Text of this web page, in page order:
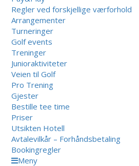
Regler ved forskjellige værforhold
Arrangementer
Turneringer
Golf events
Treninger
Junioraktiviteter
Veien til Golf
Pro Trening
Gjester
Bestille tee time
Priser
Utsikten Hotell
Avtalevilkår – Forhåndsbetaling
Bookingregler
Meny